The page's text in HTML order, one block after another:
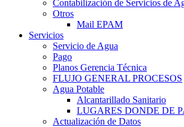
Contabilización de Servicios de
Otros
Mail EPAM
Servicios
Servicio de Agua
Pago
Planos Gerencia Técnica
FLUJO GENERAL PROCESOS
Agua Potable
Alcantarillado Sanitario
LUGARES DONDE DE
Actualización de Datos